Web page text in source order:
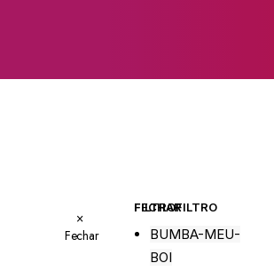
×
Fechar
FECHAR FILTROFILTRO
BUMBA-MEU-
BOI